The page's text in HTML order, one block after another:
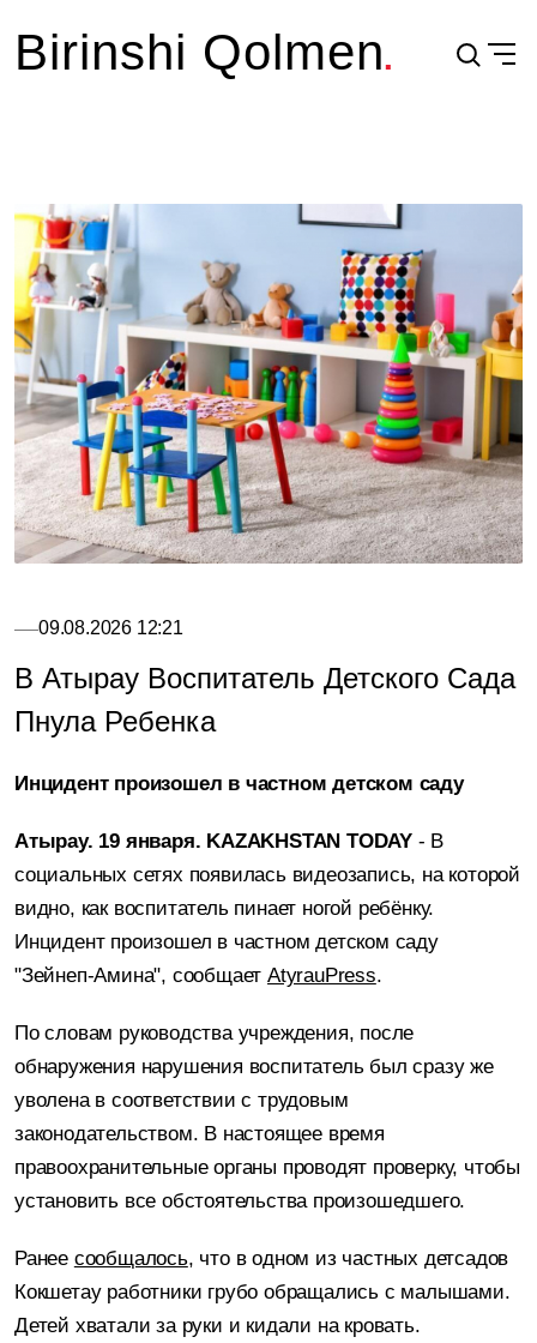
Birinshi Qolmen
09.08.2026 12:21
В Атырау Воспитатель Детского Сада
Пнула Ребенка
Инцидент произошел в частном детском саду
Атырау. 19 января. KAZAKHSTAN TODAY - В
социальных сетях появилась видеозапись, на которой
видно, как воспитатель пинает ногой ребёнку.
Инцидент произошел в частном детском саду
"Зейнеп-Амина", сообщаетAtyrauPress.
По словам руководства учреждения, после
обнаружения нарушения воспитатель был сразу же
уволена в соответствии с трудовым
законодательством. В настоящее время
правоохранительные органы проводят проверку, чтобы
установить все обстоятельства произошедшего.
Ранее сообщалось, что в одном из частных детсадов
Кокшетау работники грубо обращались с малышами.
Детей хватали за руки и кидали на кровать.